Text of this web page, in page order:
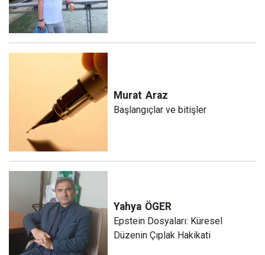
Murat Araz
Başlangıçlar ve bitişler
Yahya ÖGER
Epstein Dosyaları: Küresel
Düzenin Çıplak Hakikati